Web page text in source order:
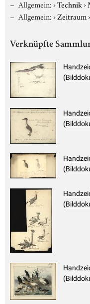
Allgemein:›Technik›
Allgemein:›Zeitraum›
Verknüpfte